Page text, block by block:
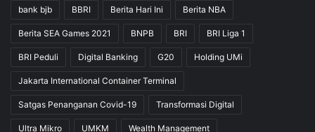
bank bjb BBRI Berita Hari Ini Berita NBA
Berita SEA Games 2021 BNPB BRI BRI Liga 1
BRI Peduli Digital Banking G20 Holding UMi
Jakarta International Container Terminal
Satgas Penanganan Covid-19 Transformasi Digital
Ultra Mikro UMKM Wealth Management